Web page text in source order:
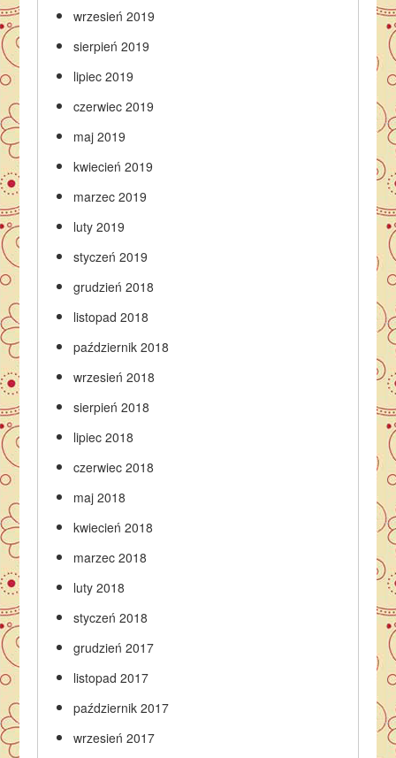
wrzesień 2019
sierpień 2019
lipiec 2019
czerwiec 2019
maj 2019
kwiecień 2019
marzec 2019
luty 2019
styczeń 2019
grudzień 2018
listopad 2018
październik 2018
wrzesień 2018
sierpień 2018
lipiec 2018
czerwiec 2018
maj 2018
kwiecień 2018
marzec 2018
luty 2018
styczeń 2018
grudzień 2017
listopad 2017
październik 2017
wrzesień 2017